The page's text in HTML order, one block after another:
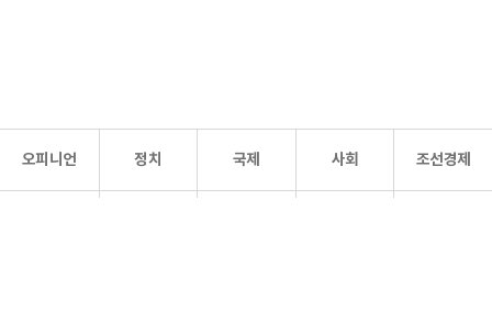
오피니언 정치 국제 사회 조선경제